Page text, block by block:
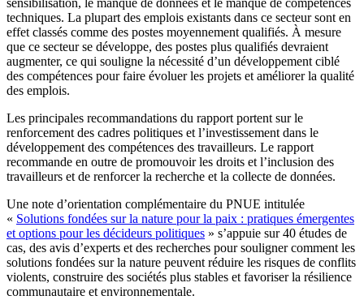
sensibilisation, le manque de données et le manque de compétences
techniques. La plupart des emplois existants dans ce secteur sont en
effet classés comme des postes moyennement qualifiés. À mesure
que ce secteur se développe, des postes plus qualifiés devraient
augmenter, ce qui souligne la nécessité d’un développement ciblé
des compétences pour faire évoluer les projets et améliorer la qualité
des emplois.
Les principales recommandations du rapport portent sur le
renforcement des cadres politiques et l’investissement dans le
développement des compétences des travailleurs. Le rapport
recommande en outre de promouvoir les droits et l’inclusion des
travailleurs et de renforcer la recherche et la collecte de données.
Une note d’orientation complémentaire du PNUE intitulée
« Solutions fondées sur la nature pour la paix : pratiques émergentes
et options pour les décideurs politiques » s’appuie sur 40 études de
cas, des avis d’experts et des recherches pour souligner comment les
solutions fondées sur la nature peuvent réduire les risques de conflits
violents, construire des sociétés plus stables et favoriser la résilience
communautaire et environnementale.